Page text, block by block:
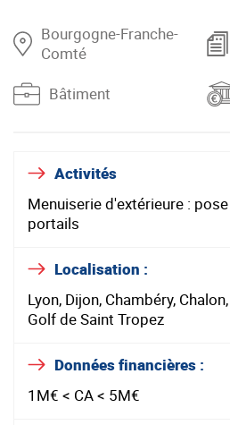
Bourgogne-Franche-
Comté
Bâtiment
Activités
Menuiserie d'extérieure :
portails
Localisation :
Lyon, Dijon, Chambéry,
Golf de Saint Tropez
Données financières :
1M€ < CA < 5M€